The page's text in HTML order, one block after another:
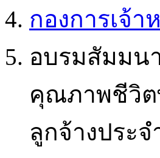
กองการเจ้า
อบรมสัมมน
คุณภาพชีวิต
ลูกจ้างประ